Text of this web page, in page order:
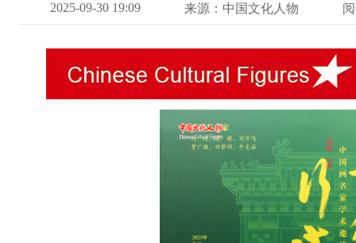
2025-09-30 19:09 来源：中国文化人物